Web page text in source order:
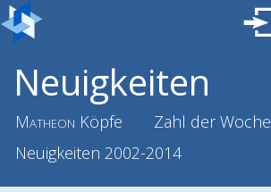
Neuigkeiten
Matheon Köpfe
Zahl der Woche
Neuigkeiten 2002-2014